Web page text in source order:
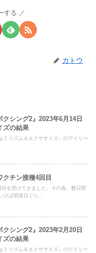
する
カトウ
クシング2』2023年6月14日
ズの結果
2 リズム＆エクササイズ』のデイリー
クチン接種4回目
を受けてきました。その為、数日間
けば明後日ぐら...
クシング2』2023年2月20日
ズの結果
2 リズム＆エクササイズ』のデイリー